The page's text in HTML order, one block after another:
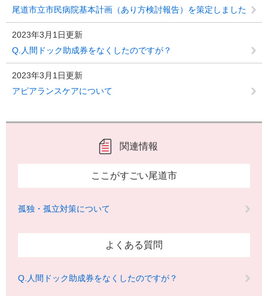
尾道市立市民病院基本計画（あり方検討報告）を策定しました
2023年3月1日更新
Q.人間ドック助成券をなくしたのですが？
2023年3月1日更新
アピアランスケアについて
関連情報
ここがすごい尾道市
孤独・孤立対策について
よくある質問
Q.人間ドック助成券をなくしたのですが？